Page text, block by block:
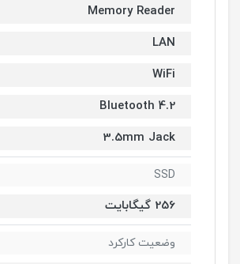
Memory Reader
LAN
WiFi
Bluetooth 4.2
3.5mm Jack
SSD
256 گیگابایت
وضعیت کارکرد